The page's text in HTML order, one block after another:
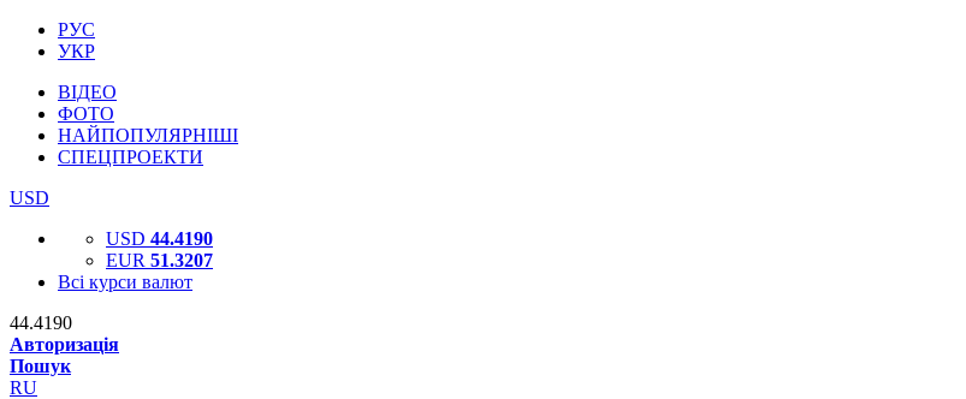
РУС
УКР
ВІДЕО
ФОТО
НАЙПОПУЛЯРНІШІ
СПЕЦПРОЕКТИ
USD
USD 44.4190
EUR 51.3207
Всі курси валют
44.4190
Авторизація
Пошук
RU